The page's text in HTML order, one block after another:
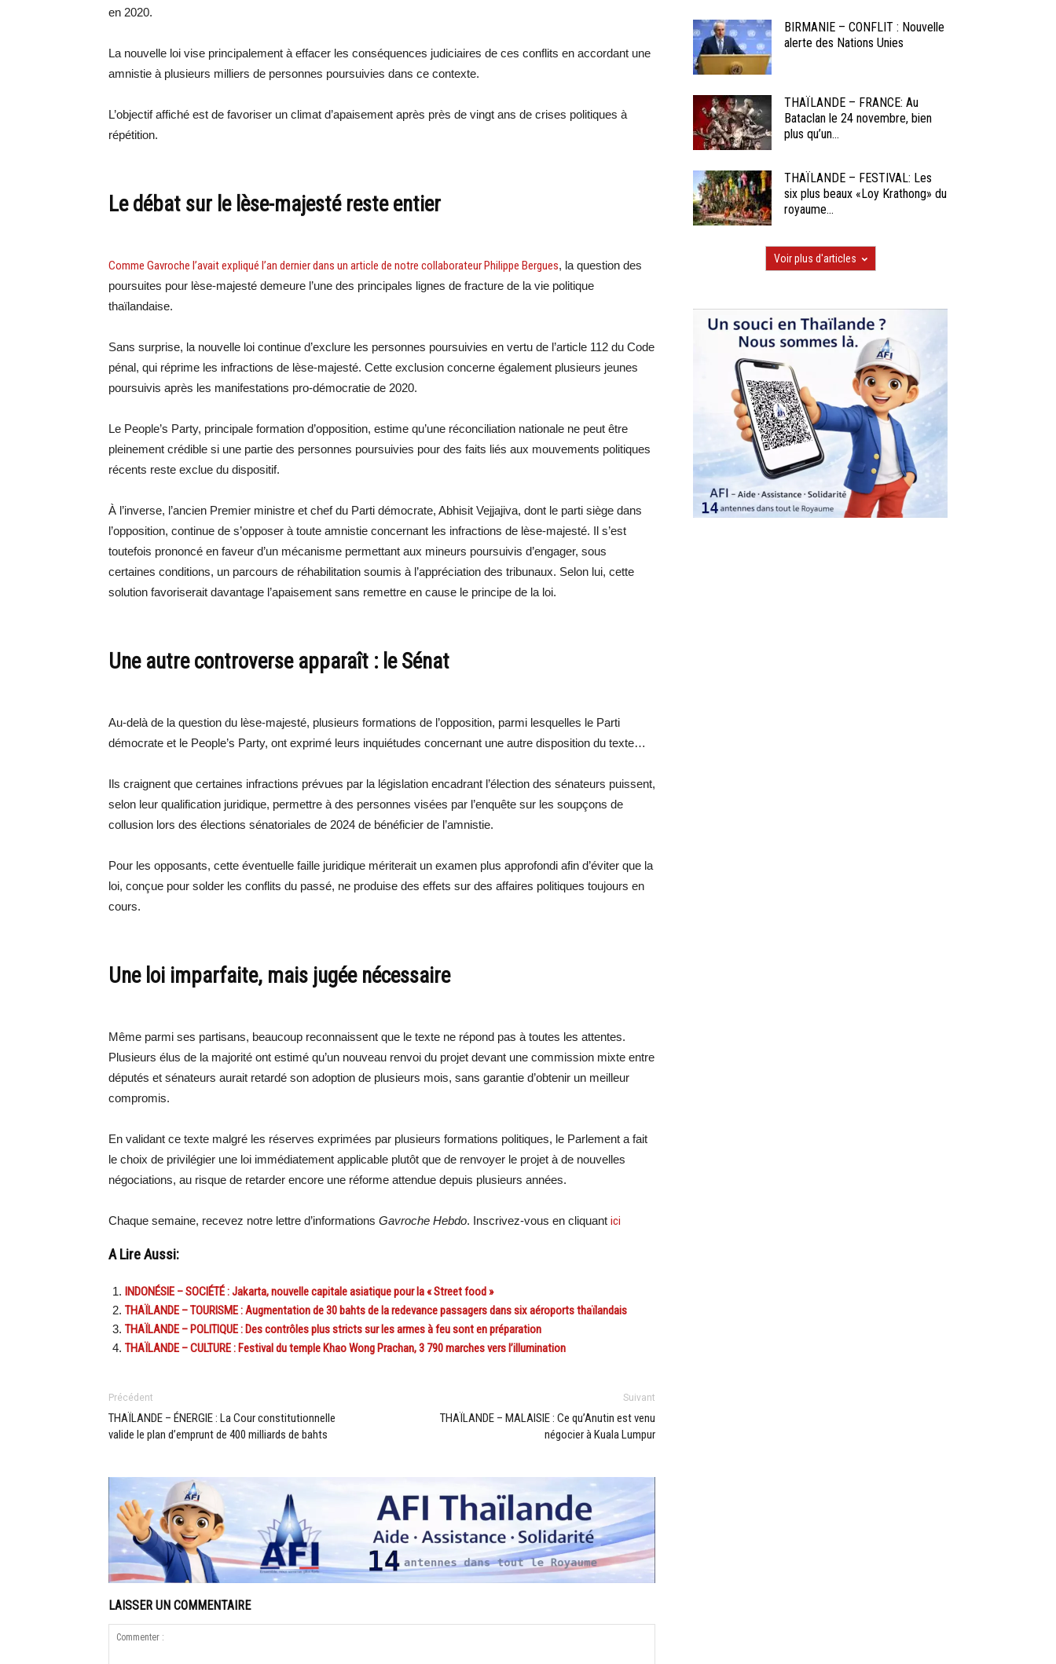
en 2020.
La nouvelle loi vise principalement à effacer les conséquences judiciaires de ces conflits en accordant une
amnistie à plusieurs milliers de personnes poursuivies dans ce contexte.
L’objectif affiché est de favoriser un climat d’apaisement après près de vingt ans de crises politiques à
répétition.
Le débat sur le lèse-majesté reste entier
Comme Gavroche l’avait expliqué l’an dernier dans un article de notre collaborateur Philippe Bergues, la question des
poursuites pour lèse-majesté demeure l’une des principales lignes de fracture de la vie politique
thaïlandaise.
Sans surprise, la nouvelle loi continue d’exclure les personnes poursuivies en vertu de l’article 112 du Code
pénal, qui réprime les infractions de lèse-majesté. Cette exclusion concerne également plusieurs jeunes
poursuivis après les manifestations pro-démocratie de 2020.
Le People’s Party, principale formation d’opposition, estime qu’une réconciliation nationale ne peut être
pleinement crédible si une partie des personnes poursuivies pour des faits liés aux mouvements politiques
récents reste exclue du dispositif.
À l’inverse, l’ancien Premier ministre et chef du Parti démocrate, Abhisit Vejjajiva, dont le parti siège dans
l’opposition, continue de s’opposer à toute amnistie concernant les infractions de lèse-majesté. Il s’est
toutefois prononcé en faveur d’un mécanisme permettant aux mineurs poursuivis d’engager, sous
certaines conditions, un parcours de réhabilitation soumis à l’appréciation des tribunaux. Selon lui, cette
solution favoriserait davantage l’apaisement sans remettre en cause le principe de la loi.
Une autre controverse apparaît : le Sénat
Au-delà de la question du lèse-majesté, plusieurs formations de l’opposition, parmi lesquelles le Parti
démocrate et le People’s Party, ont exprimé leurs inquiétudes concernant une autre disposition du texte…
Ils craignent que certaines infractions prévues par la législation encadrant l’élection des sénateurs puissent,
selon leur qualification juridique, permettre à des personnes visées par l’enquête sur les soupçons de
collusion lors des élections sénatoriales de 2024 de bénéficier de l’amnistie.
Pour les opposants, cette éventuelle faille juridique mériterait un examen plus approfondi afin d’éviter que la
loi, conçue pour solder les conflits du passé, ne produise des effets sur des affaires politiques toujours en
cours.
Une loi imparfaite, mais jugée nécessaire
Même parmi ses partisans, beaucoup reconnaissent que le texte ne répond pas à toutes les attentes.
Plusieurs élus de la majorité ont estimé qu’un nouveau renvoi du projet devant une commission mixte entre
députés et sénateurs aurait retardé son adoption de plusieurs mois, sans garantie d’obtenir un meilleur
compromis.
En validant ce texte malgré les réserves exprimées par plusieurs formations politiques, le Parlement a fait
le choix de privilégier une loi immédiatement applicable plutôt que de renvoyer le projet à de nouvelles
négociations, au risque de retarder encore une réforme attendue depuis plusieurs années.
Chaque semaine, recevez notre lettre d’informations Gavroche Hebdo. Inscrivez-vous en cliquant ici
A Lire Aussi:
INDONÉSIE – SOCIÉTÉ : Jakarta, nouvelle capitale asiatique pour la « Street food »
THAÏLANDE – TOURISME : Augmentation de 30 bahts de la redevance passagers dans six aéroports thaïlandais
THAÏLANDE – POLITIQUE : Des contrôles plus stricts sur les armes à feu sont en préparation
THAÏLANDE – CULTURE : Festival du temple Khao Wong Prachan, 3 790 marches vers l’illumination
Précédent
THAÏLANDE – ÉNERGIE : La Cour constitutionnelle
valide le plan d’emprunt de 400 milliards de bahts
Suivant
THAÏLANDE – MALAISIE : Ce qu’Anutin est venu
négocier à Kuala Lumpur
LAISSER UN COMMENTAIRE
BIRMANIE – CONFLIT : Nouvelle
alerte des Nations Unies
THAÏLANDE – FRANCE: Au
Bataclan le 24 novembre, bien
plus qu’un...
THAÏLANDE – FESTIVAL: Les
six plus beaux «Loy Krathong» du
royaume...
Voir plus d'articles